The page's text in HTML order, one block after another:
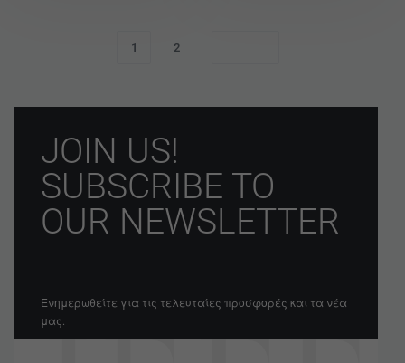
1 2
JOIN US!
SUBSCRIBE TO
OUR NEWSLETTER
Ενημερωθείτε για τις τελευταίες προσφορές και τα νέα
μας.